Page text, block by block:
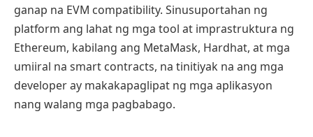
ganap na EVM compatibility. Sinusuportahan ng
platform ang lahat ng mga tool at imprastruktura ng
Ethereum, kabilang ang MetaMask, Hardhat, at mga
umiiral na smart contracts, na tinitiyak na ang mga
developer ay makakapaglipat ng mga aplikasyon
nang walang mga pagbabago.